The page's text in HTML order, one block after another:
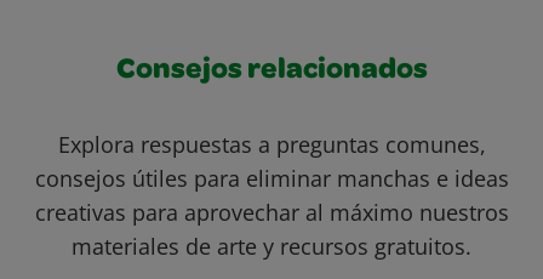
Consejos relacionados
Explora respuestas a preguntas comunes,
consejos útiles para eliminar manchas e ideas
creativas para aprovechar al máximo nuestros
materiales de arte y recursos gratuitos.